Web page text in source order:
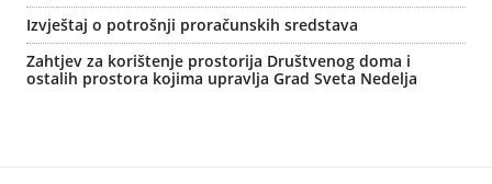
Izvještaj o potrošnji proračunskih sredstava
Zahtjev za korištenje prostorija Društvenog doma i
ostalih prostora kojima upravlja Grad Sveta Nedelja